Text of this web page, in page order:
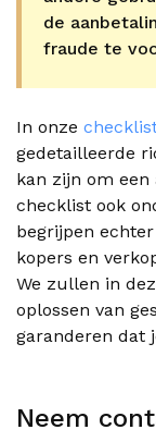
de
fraude te
In onze
gedetailleerde
kan zijn om een
checklist ook
begrijpen
kopers en
We zullen in
oplossen van
garanderen dat
Neem